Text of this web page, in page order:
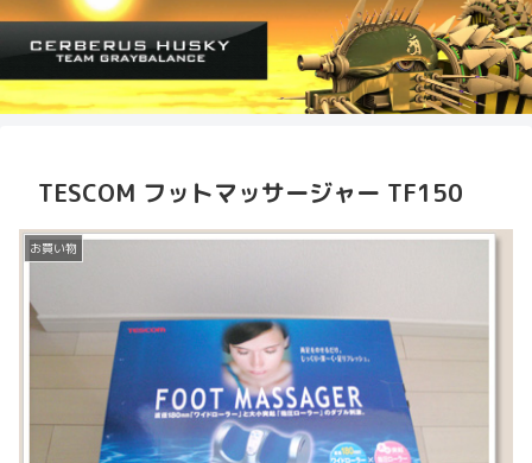
TESCOM フットマッサージャー TF150
お買い物